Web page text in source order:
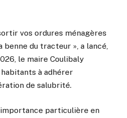
vos ordures ménagères
benne du tracteur », a lancé,
le maire Coulibaly
à adhérer
de salubrité.
particulière en